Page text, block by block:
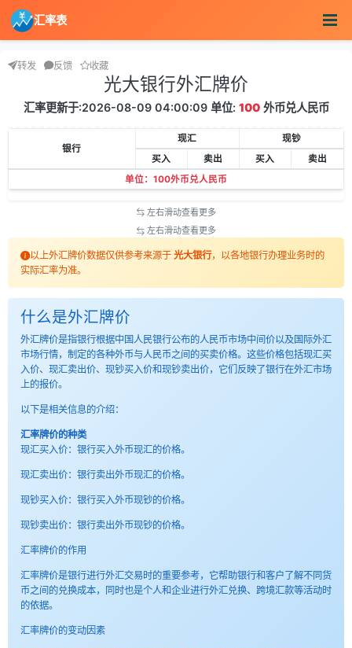
汇率表
转发 反馈 收藏
光大银行外汇牌价
汇率更新于:2026-08-09 04:00:09 单位: 100外币兑人民币
银行
现汇
现钞
买入
卖出 买入
卖出
单位：100外币兑人民币
左右滑动查看更多
左右滑动查看更多
以上外汇牌价数据仅供参考来源于 光大银行，以各地银行办理业务时的
实际汇率为准。
什么是外汇牌价
外汇牌价是指银行根据中国人民银行公布的人民币市场中间价以及国际外汇
市场行情，制定的各种外币与人民币之间的买卖价格。这些价格包括现汇买
入价、现汇卖出价、现钞买入价和现钞卖出价，它们反映了银行在外汇市场
上的报价。
以下是相关信息的介绍：
汇率牌价的种类
现汇买入价：银行买入外币现汇的价格。
现汇卖出价：银行卖出外币现汇的价格。
现钞买入价：银行买入外币现钞的价格。
现钞卖出价：银行卖出外币现钞的价格。
汇率牌价的作用
汇率牌价是银行进行外汇交易时的重要参考，它帮助银行和客户了解不同货
币之间的兑换成本，同时也是个人和企业进行外汇兑换、跨境汇款等活动时
的依据。
汇率牌价的变动因素